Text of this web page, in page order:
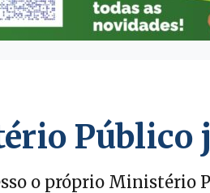
Público
o próprio Ministério